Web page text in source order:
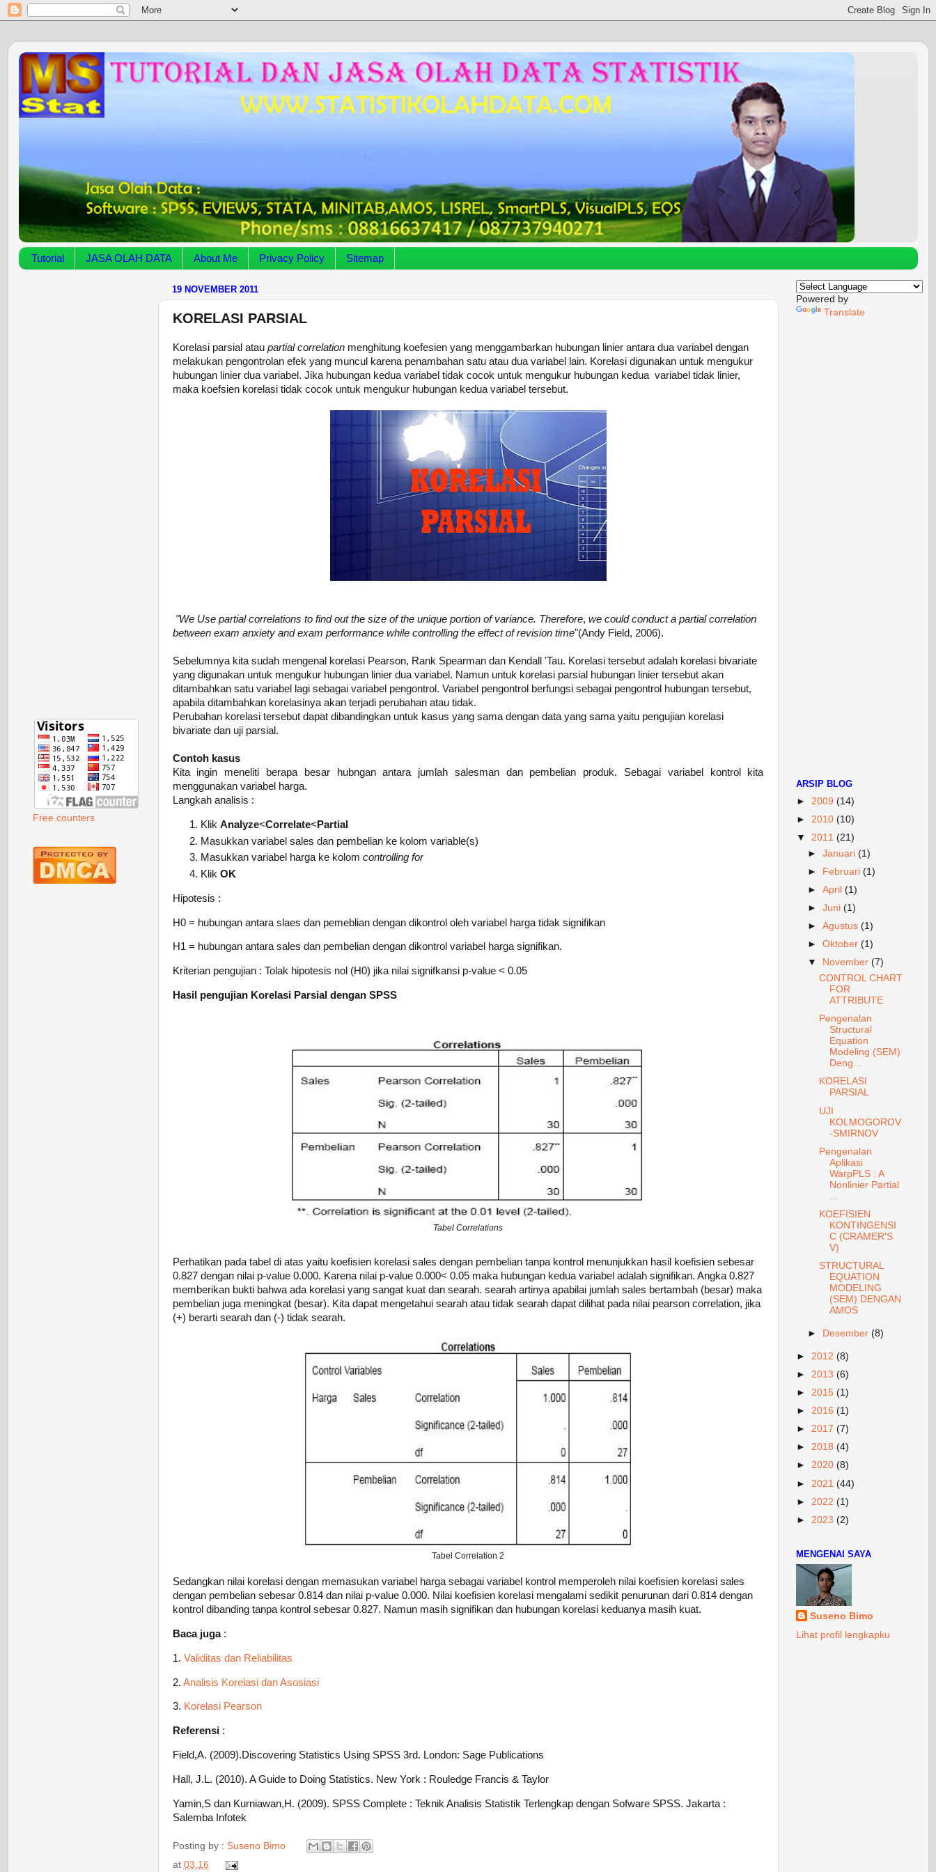
Tutorial JASA OLAH DATA About Me Privacy Policy Sitemap
19 NOVEMBER 2011
KORELASI PARSIAL
Korelasi parsial atau partial correlationmenghitung koefesien yang menggambarkan hubungan linier antara dua variabel dengan
melakukan pengontrolan efek yang muncul karena penambahan satu atau dua variabel lain. Korelasi digunakan untuk mengukur
hubungan linier dua variabel. Jika hubungan kedua variabel tidak cocok untuk mengukur hubungan kedua variabel tidak linier,
maka koefsien korelasi tidak cocok untuk mengukur hubungan kedua variabel tersebut.
"We Use partial correlations to find out the size of the unique portion of variance. Therefore, we could conduct a partial correlation
between exam anxiety and exam performance while controlling the effect of revision time"(Andy Field, 2006).
Sebelumnya kita sudah mengenal korelasi Pearson, Rank Spearman dan Kendall 'Tau. Korelasi tersebut adalah korelasi bivariate
yang digunakan untuk mengukur hubungan linier dua variabel. Namun untuk korelasi parsial hubungan linier tersebut akan
ditambahkan satu variabel lagi sebagai variabel pengontrol. Variabel pengontrol berfungsi sebagai pengontrol hubungan tersebut,
apabila ditambahkan korelasinya akan terjadi perubahan atau tidak.
Perubahan korelasi tersebut dapat dibandingkan untuk kasus yang sama dengan data yang sama yaitu pengujian korelasi
bivariate dan uji parsial.
Contoh kasus
Kita ingin meneliti berapa besar hubngan antara jumlah salesman dan pembelian produk. Sebagai variabel kontrol kita
menggunakan variabel harga.
Langkah analisis :
Klik Analyze<Correlate< Partial
Masukkan variabel sales dan pembelian ke kolom variable(s)
Masukkan variabel harga ke kolom controlling for
Klik OK
Hipotesis :
H0 = hubungan antara slaes dan pemeblian dengan dikontrol oleh variabel harga tidak signifikan
H1 = hubungan antara sales dan pembelian dengan dikontrol variabel harga signifikan.
Kriterian pengujian : Tolak hipotesis nol (H0) jika nilai signifkansi p-value < 0.05
Hasil pengujian Korelasi Parsial dengan SPSS
Tabel Correlations
Perhatikan pada tabel di atas yaitu koefisien korelasi sales dengan pembelian tanpa kontrol menunjukkan hasil koefisien sebesar
0.827 dengan nilai p-value 0.000. Karena nilai p-value 0.000< 0.05 maka hubungan kedua variabel adalah signifikan. Angka 0.827
memberikan bukti bahwa ada korelasi yang sangat kuat dan searah. searah artinya apabilai jumlah sales bertambah (besar) maka
pembelian juga meningkat (besar). Kita dapat mengetahui searah atau tidak searah dapat dilihat pada nilai pearson correlation, jika
(+) berarti searah dan (-) tidak searah.
Tabel Correlation 2
Sedangkan nilai korelasi dengan memasukan variabel harga sebagai variabel kontrol memperoleh nilai koefisien korelasi sales
dengan pembelian sebesar 0.814 dan nilai p-value 0.000. Nilai koefisien korelasi mengalami sedikit penurunan dari 0.814 dengan
kontrol dibanding tanpa kontrol sebesar 0.827. Namun masih signifikan dan hubungan korelasi keduanya masih kuat.
Baca juga:
1. Validitas dan Reliabilitas
2. Analisis Korelasi dan Asosiasi
3. Korelasi Pearson
Referensi :
Field,A. (2009).Discovering Statistics Using SPSS 3rd. London: Sage Publications
Hall, J.L. (2010). A Guide to Doing Statistics. New York : Rouledge Francis & Taylor
Yamin,S dan Kurniawan,H. (2009). SPSS Complete : Teknik Analisis Statistik Terlengkap dengan Sofware SPSS. Jakarta :
Salemba Infotek
Posting by : Suseno Bimo
at 03.16
Free counters
Powered by
Translate
ARSIP BLOG
► 2009 (14)
► 2010 (10)
▼ 2011 (21)
► Januari (1)
►
Februari (1)
► April (1)
► Juni (1)
► Agustus (1)
► Oktober (1)
▼
November (7)
CONTROL CHART
FOR
ATTRIBUTE
Pengenalan
Structural
Equation
Modeling (SEM)
Deng...
KORELASI
PARSIAL
UJI
KOLMOGOROV
-SMIRNOV
Pengenalan
Aplikasi
WarpPLS : A
Nonlinier Partial
KOEFISIEN
KONTINGENSI
C (CRAMER'S
V)
STRUCTURAL
EQUATION
MODELING
(SEM) DENGAN
AMOS
► Desember (8)
► 2012 (8)
► 2013 (6)
► 2015 (1)
► 2016 (1)
► 2017 (7)
► 2018 (4)
► 2020 (8)
► 2021 (44)
► 2022 (1)
► 2023 (2)
MENGENAI SAYA
Suseno Bimo
Lihat profil lengkapku